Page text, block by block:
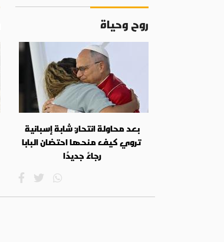
روح وحياة
بعد محاولة انتحار: شابة إسبانية
تروي كيف منحها احتضان البابا
رجاءً جديدًا